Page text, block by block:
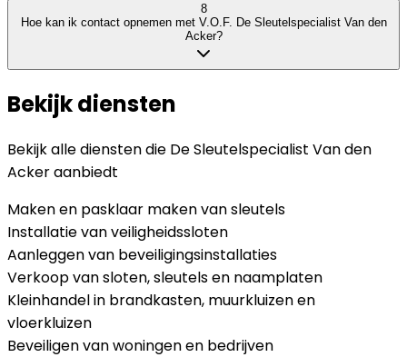
8
Hoe kan ik contact opnemen met V.O.F. De Sleutelspecialist Van den
Acker?
Bekijk diensten
Bekijk alle diensten die De Sleutelspecialist Van den
Ackeraanbiedt
Maken en pasklaar maken van sleutels
Installatie van veiligheidssloten
Aanleggen van beveiligingsinstallaties
Verkoop van sloten, sleutels en naamplaten
Kleinhandel in brandkasten, muurkluizen en
vloerkluizen
Beveiligen van woningen en bedrijven